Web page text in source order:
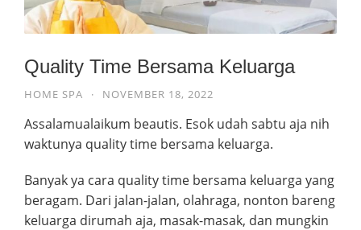
Quality Time Bersama Keluarga
HOME SPA · NOVEMBER 18, 2022
Assalamualaikum beautis. Esok udah sabtu aja nih
waktunya quality time bersama keluarga.
Banyak ya cara quality time bersama keluarga yang
beragam. Dari jalan-jalan, olahraga, nonton bareng
keluarga dirumah aja, masak-masak, dan mungkin